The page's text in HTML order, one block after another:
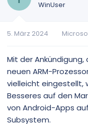
WinUser
5. März 2024
Mit der
neuen ARM-
vielleicht eingestellt,
Besseres auf den
von Android-Apps
Subsystem.